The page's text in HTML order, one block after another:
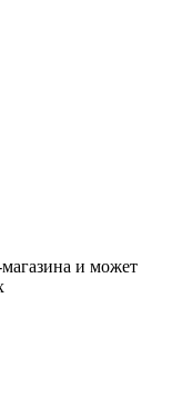
и может